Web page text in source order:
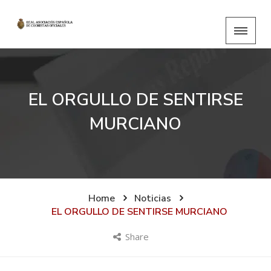
EL ORGULLO DE SENTIRSE
MURCIANO
Home
Noticias
EL ORGULLO DE SENTIRSE MURCIANO
Share